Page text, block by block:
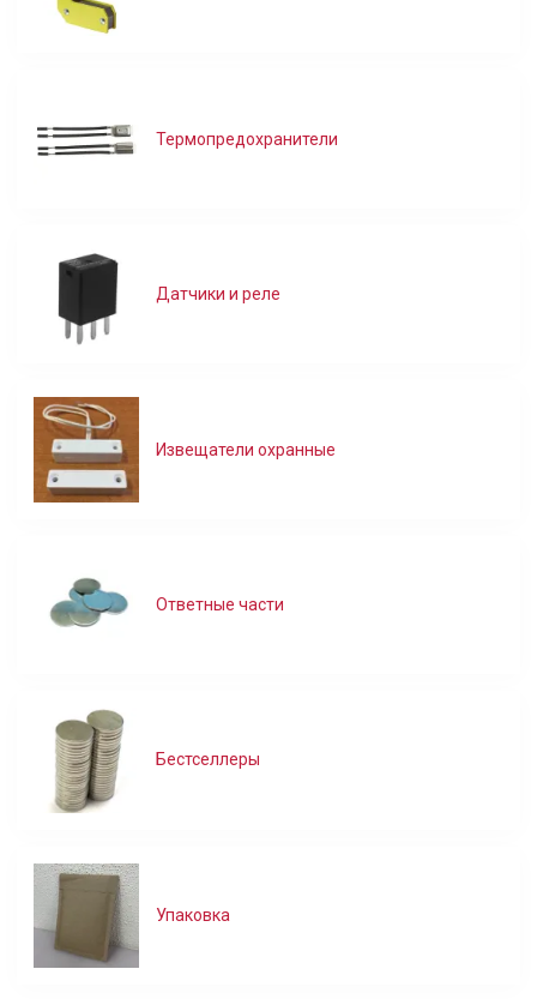
Термопредохранители
Датчики и реле
Извещатели охранные
Ответные части
Бестселлеры
Упаковка